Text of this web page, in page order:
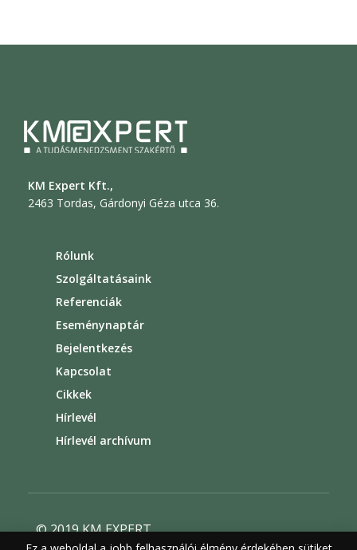
KM Expert Kft.,
2463 Tordas, Gárdonyi Géza utca 36.
Rólunk
Szolgáltatásaink
Referenciák
Eseménynaptár
Bejelentkezés
Kapcsolat
Cikkek
Hírlevél
Hírlevél archívum
© 2019 KM EXPERT